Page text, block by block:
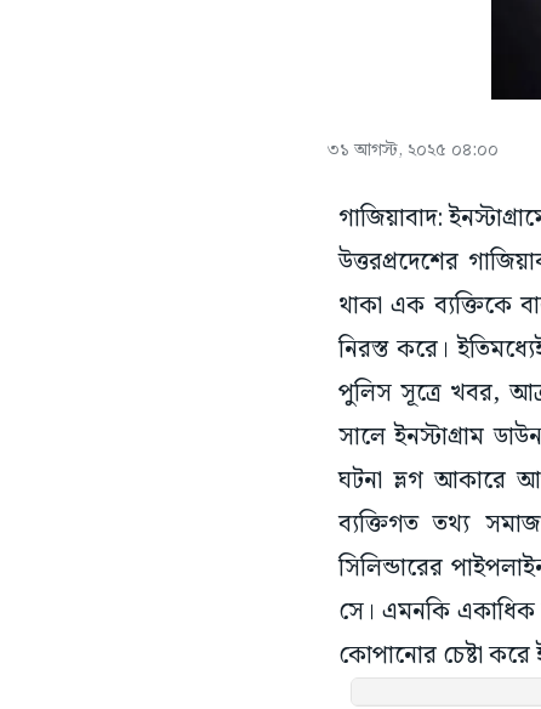
৩১ আগস্ট, ২০২৫ ০৪:০০
গাজিয়াবাদ:
উত্তরপ্রদেশের
থাকা এক ব্যক্তিকে
নিরস্ত করে।
পুলিস সূত্রে খবর,
সালে ইনস্টাগ্রাম
ঘটনা ভ্লগ আকারে
ব্যক্তিগত তথ্য
সিলিন্ডারের
সে। এমনকি একাধিক
কোপানোর চেষ্টা